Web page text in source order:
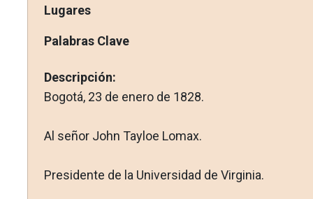
Lugares
Palabras Clave
Descripción:
Bogotá, 23 de enero de 1828.
Al señor John Tayloe Lomax.
Presidente de la Universidad de Virginia.